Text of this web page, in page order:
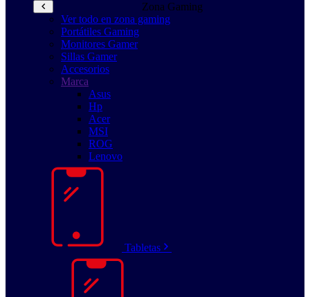
Zona Gaming
Ver todo en zona gaming
Portátiles Gaming
Monitores Gamer
Sillas Gamer
Accesorios
Marca
Asus
Hp
Acer
MSI
ROG
Lenovo
Tabletas